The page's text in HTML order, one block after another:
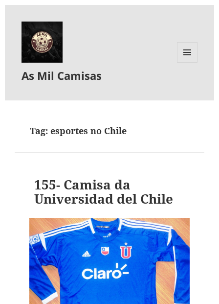
As Mil Camisas
Tag:esportes no Chile
155- Camisa da
Universidad del Chile